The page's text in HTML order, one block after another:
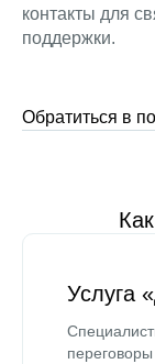
контакты для
поддержки.
Обратиться в
Услуга